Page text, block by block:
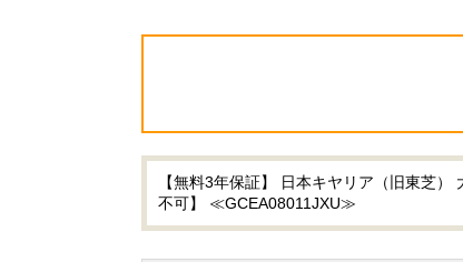
【無料3年保証】 日本キヤリア（旧東芝
不可】 ≪GCEA08011JXU≫